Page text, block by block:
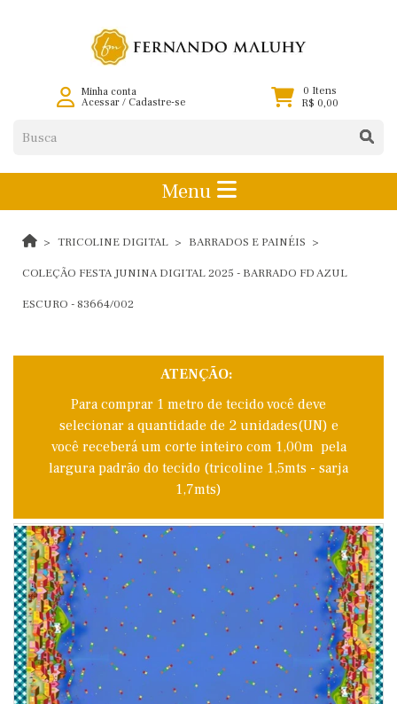
Minha conta
Acessar/ Cadastre-se
0 Itens
R$ 0,00
Menu
TRICOLINE DIGITAL BARRADOS E PAINÉIS
COLEÇÃO FESTA JUNINA DIGITAL 2025 - BARRADO FD AZUL
ESCURO - 83664/002
ATENÇÃO:
Para comprar 1 metro de tecido você deve
selecionar a quantidade de 2 unidades(UN) e
você receberá um corte inteiro com 1,00m pela
largura padrão do tecido (tricoline 1,5mts - sarja
1,7mts)